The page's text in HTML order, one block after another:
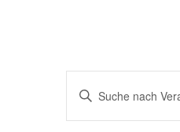
Suche
Bitte